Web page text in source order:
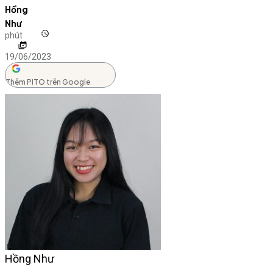
Hồng
Như
phút
19/06/2023
Thêm PITO trên Google
Hồng Như